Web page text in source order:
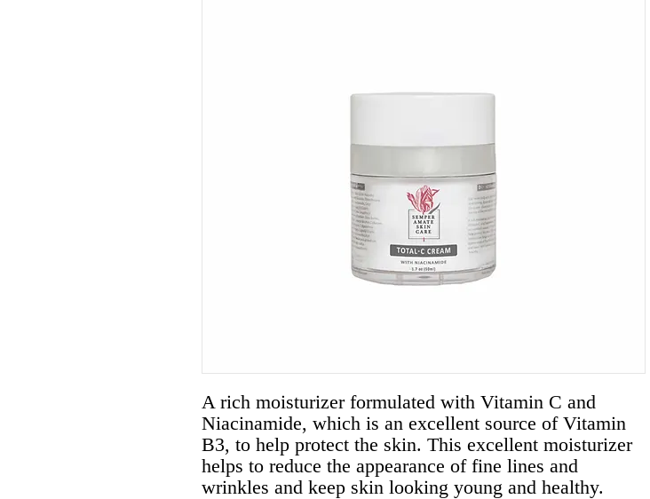
A rich moisturizer formulated with Vitamin C and
Niacinamide, which is an excellent source of Vitamin
B3, to help protect the skin. This excellent moisturizer
helps to reduce the appearance of fine lines and
wrinkles and keep skin looking young and healthy.